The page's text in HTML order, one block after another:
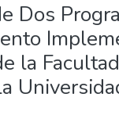
Dos
la